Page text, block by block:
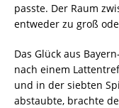
passte. Der Raum
entweder zu groß
Das Glück aus
nach einem
und in der siebten
abstaubte, brachte